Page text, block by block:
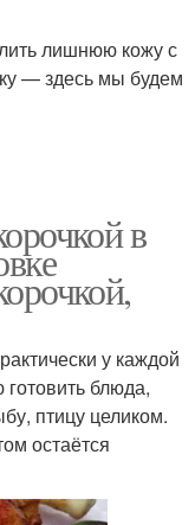
лишнюю кожу с
— здесь мы будем
в
у каждой
блюда,
птицу целиком.
остаётся